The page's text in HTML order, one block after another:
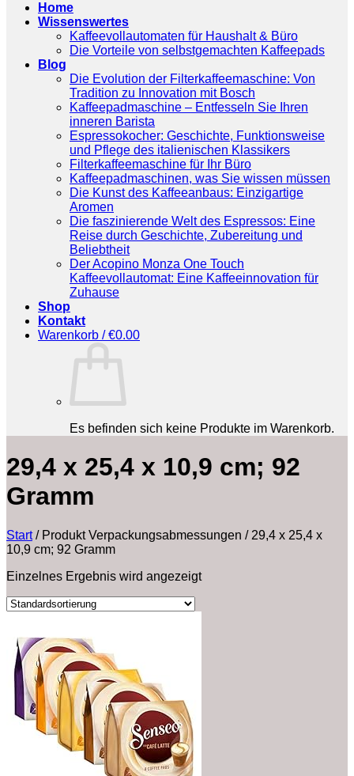
Home
Wissenswertes
Kaffeevollautomaten für Haushalt & Büro
Die Vorteile von selbstgemachten Kaffeepads
Blog
Die Evolution der Filterkaffeemaschine: Von
Tradition zu Innovation mit Bosch
Kaffeepadmaschine – Entfesseln Sie Ihren
inneren Barista
Espressokocher: Geschichte, Funktionsweise
und Pflege des italienischen Klassikers
Filterkaffeemaschine für Ihr Büro
Kaffeepadmaschinen, was Sie wissen müssen
Die Kunst des Kaffeeanbaus: Einzigartige
Aromen
Die faszinierende Welt des Espressos: Eine
Reise durch Geschichte, Zubereitung und
Beliebtheit
Der Acopino Monza One Touch
Kaffeevollautomat: Eine Kaffeeinnovation für
Zuhause
Shop
Kontakt
Warenkorb /€0.00
Es befinden sich keine Produkte im Warenkorb.
‎29,4 x 25,4 x 10,9 cm; 92
Gramm
Start /Produkt Verpackungsabmessungen /‎29,4 x 25,4 x
10,9 cm; 92 Gramm
Einzelnes Ergebnis wird angezeigt